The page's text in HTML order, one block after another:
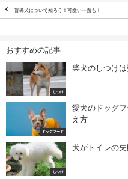
盲導犬について知ろう！可愛い一面も！
おすすめの記事
しつけ
柴犬のしつけは
ドッグフード
愛犬のドッグ
え方
しつけ
犬がトイレの